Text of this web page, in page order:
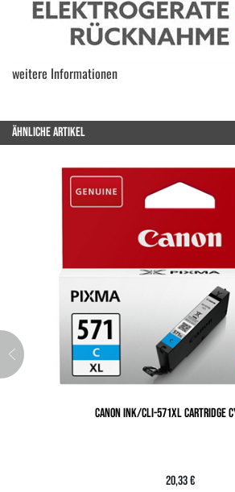
weitere Informationen
ÄHNLICHE ARTIKEL
CANON INK/CLI-571XL CARTRIDGE
20,33 €